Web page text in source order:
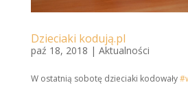
Dzieciaki kodują.pl
paź 18, 2018 | Aktualności
W ostatnią sobotę dzieciaki kodowały#